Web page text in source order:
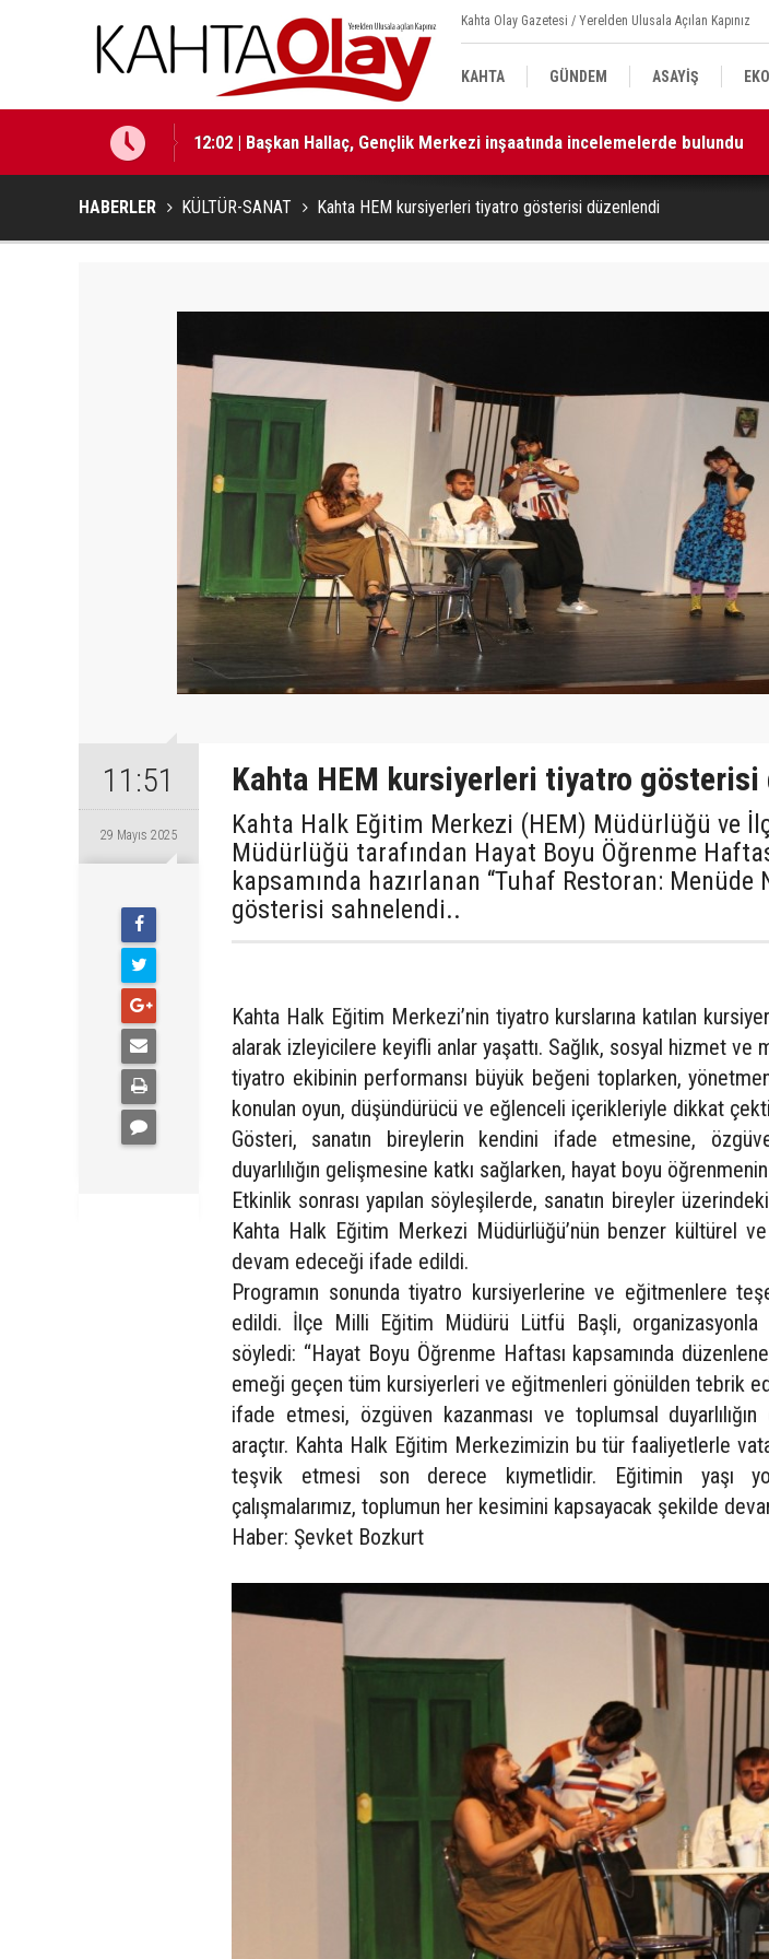
Kahta Olay Gazetesi / Yerelden Ulusala Açılan Kapınız
KAHTA GÜNDEM ASAYİŞ
12:01 | Milletvekili Şan: “Bu süreç birlik ve beraberliği güçlendirecektir”
HABERLER KÜLTÜR-SANAT Kahta HEM kursiyerleri tiyatro gösterisi düzenlendi
11:51
29 Mayıs 2025
Kahta HEM kursiyerleri tiyatro gösterisi
Kahta Halk Eğitim Merkezi (HEM) Müdürlüğü ve
Müdürlüğü tarafından Hayat Boyu Öğrenme
kapsamında hazırlanan “Tuhaf Restoran: Menüde
gösterisi sahnelendi..
Kahta Halk Eğitim Merkezi’nin tiyatro kurslarına katılan
alarak izleyicilere keyifli anlar yaşattı. Sağlık, sosyal hizmet ve
tiyatro ekibinin performansı büyük beğeni toplarken,
konulan oyun, düşündürücü ve eğlenceli içerikleriyle dikkat
Gösteri, sanatın bireylerin kendini ifade etmesine,
duyarlılığın gelişmesine katkı sağlarken, hayat boyu
Etkinlik sonrası yapılan söyleşilerde, sanatın bireyler
Kahta Halk Eğitim Merkezi Müdürlüğü’nün benzer kültürel
devam edeceği ifade edildi.
Programın sonunda tiyatro kursiyerlerine ve eğitmenlere
edildi. İlçe Milli Eğitim Müdürü Lütfü Başli, organizasyonla
söyledi: “Hayat Boyu Öğrenme Haftası kapsamında
emeği geçen tüm kursiyerleri ve eğitmenleri gönülden tebrik
ifade etmesi, özgüven kazanması ve toplumsal
araçtır. Kahta Halk Eğitim Merkezimizin bu tür faaliyetlerle
teşvik etmesi son derece kıymetlidir. Eğitimin yaşı
çalışmalarımız, toplumun her kesimini kapsayacak şekilde
Haber: Şevket Bozkurt